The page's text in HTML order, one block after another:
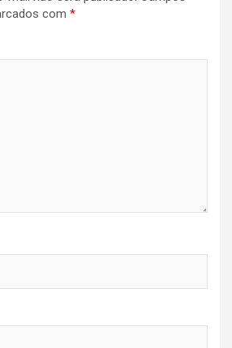
com *